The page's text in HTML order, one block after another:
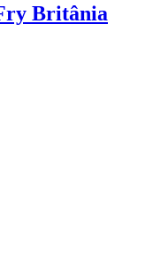
Britânia